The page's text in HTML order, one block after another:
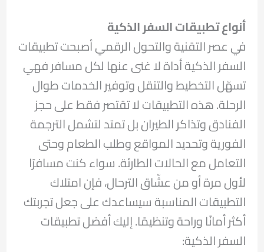
أنواع تطبيقات السفر الذكية
في عصر التقنية والتحول الرقمي أصبحت تطبيقات
السفر الذكية أداة لا غنى عنها لكل مسافر فهي
تسهّل التخطيط والتنقل وتوفير الخدمات طوال
الرحلة. هذه التطبيقات لا تقتصر فقط على حجز
الفنادق وتذاكر الطيران بل تمتد لتشمل الترجمة
الفورية وتحديد المواقع وطلب الطعام وحتى
التعامل مع الحالات الطارئة. سواء كنت مسافرًا
لأول مرة أو من عشّاق الترحال، فإن امتلاك
التطبيقات المناسبة سيساعدك على جعل تجربتك
أكثر أمانًا وراحة وتنظيمًا. إليك أفضل تطبيقات
السفر الذكية: